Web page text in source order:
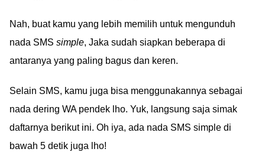
Nah, buat kamu yang lebih memilih untuk mengunduh
nada SMS simple, Jaka sudah siapkan beberapa di
antaranya yang paling bagus dan keren.
Selain SMS, kamu juga bisa menggunakannya sebagai
nada dering WA pendek lho. Yuk, langsung saja simak
daftarnya berikut ini. Oh iya, ada nada SMS simple di
bawah 5 detik juga lho!